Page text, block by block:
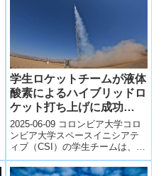
学生ロケットチームが液体
酸素によるハイブリッドロ
ケット打ち上げに成功
（Columbia Students
Reach New Heights in
Hybrid Rocketry）
2025-06-09 コロンビア大学コロ
ンビア大学スペースイニシアテ
ィブ（CSI）の学生チームは、
2025年6月2日、モハーベ砂漠で
液体酸素（LOX）を燃料とし...